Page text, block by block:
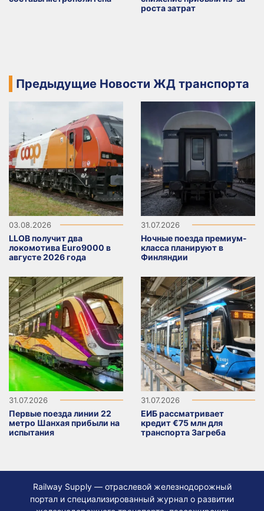
роста затрат
Предыдущие Новости ЖД транспорта
03.08.2026
LLOB получит два
локомотива Euro9000 в
августе 2026 года
31.07.2026
Ночные поезда премиум-
класса планируют в
Финляндии
31.07.2026
Первые поезда линии 22
метро Шанхая прибыли на
испытания
31.07.2026
ЕИБ рассматривает
кредит €75 млн для
транспорта Загреба
Railway Supply — отраслевой железнодорожный
портал и специализированный журнал о развитии